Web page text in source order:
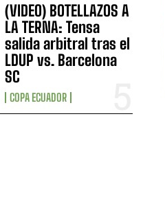
(VIDEO) BOTELLAZOS A
LA TERNA: Tensa
salida arbitral tras el
LDUP vs. Barcelona
SC
COPA ECUADOR